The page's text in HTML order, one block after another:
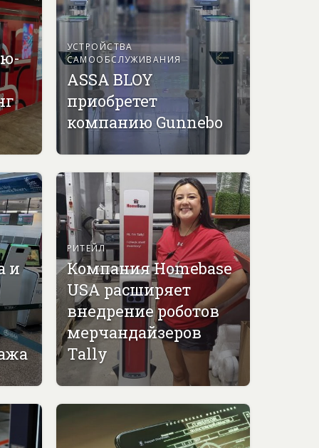
УСТРОЙСТВА
САМООБСЛУЖИВАНИЯ
ASSA BLOY
приобретет
компанию Gunnebo
и
РИТЕЙЛ
Компания Homebase
USA расширяет
внедрение роботов
мерчандайзеров
Tally